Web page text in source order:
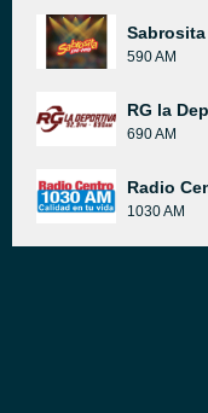
Sabrosita
590 AM
RG la
690 AM
Radio
1030 AM